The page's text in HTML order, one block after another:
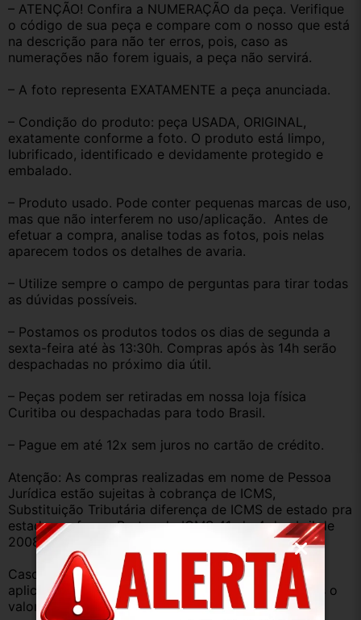
– ATENÇÃO! Confira a NUMERAÇÃO da peça. Verifique
o código de sua peça e compare com o nosso que está
na descrição para não ter erros, pois, caso as
numerações não forem iguais, a peça não servirá.
– A foto representa EXATAMENTE a peça anunciada.
– Condição do produto: peça USADA, ORIGINAL,
exatamente conforme a foto. O produto está limpo,
lubrificado, identificado e devidamente protegido e
embalado.
– Produto usado. Pode conter pequenas marcas de uso,
mas que não interferem no uso/aplicação.  Antes de
efetuar a compra, analise todas as fotos, pois nelas
aparecem todos os detalhes de avaria.
– Utilize sempre o campo de perguntas para tirar todas
as dúvidas possíveis.
– Postamos os produtos todos os dias de segunda a
sexta-feira até às 13:30h. Compras após às 14h serão
despachadas no próximo dia útil.
– Peças podem ser retiradas em nossa loja física
Curitiba ou despachadas para todo Brasil.
– Pague em até 12x sem juros no cartão de crédito.
Atenção: As compras realizadas em nome de Pessoa
Jurídica estão sujeitas à cobrança de ICMS,
Substituição Tributária diferença de ICMS de estado pra
estado conforme Protocolo ICMS 41, de 4 de abril de
2008.
Caso você tenha dúvidas sobre o percentual a ser
aplicado, nos consulte através do campo perguntas o
valor que será acrescentado.